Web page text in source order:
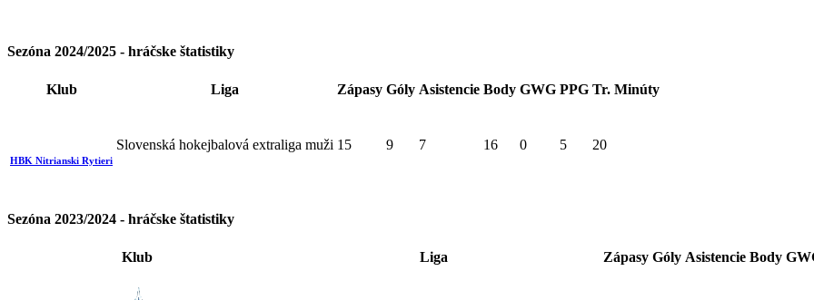
Sezóna 2024/2025 - hráčske štatistiky
Klub Liga Zápasy Góly Asistencie Body GWG PPG Tr. Minúty
HBK Nitrianski Rytieri
Slovenská hokejbalová extraliga muži 15 9 7 16 0 5 20
Sezóna 2023/2024 - hráčske štatistiky
Klub Liga Zápasy Góly Asistencie Body